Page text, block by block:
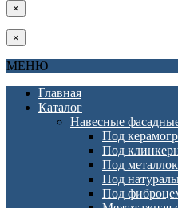
×
×
МЕНЮ
Главная
Каталог
Навесные
Под
Под
Под
Под
Под